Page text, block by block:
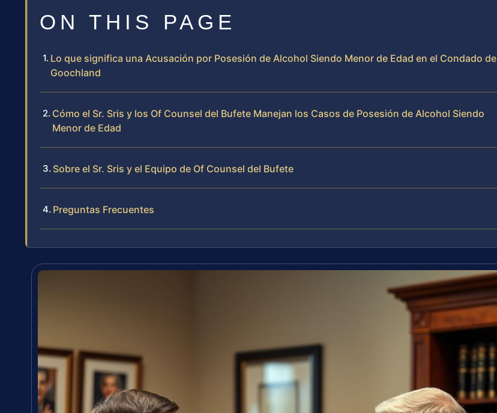
ON THIS PAGE
Lo que significa una Acusación por Posesión de Alcohol Siendo Menor de Edad en el Condado de
Goochland
Cómo el Sr. Sris y los Of Counsel del Bufete Manejan los Casos de Posesión de Alcohol Siendo
Menor de Edad
Sobre el Sr. Sris y el Equipo de Of Counsel del Bufete
Preguntas Frecuentes